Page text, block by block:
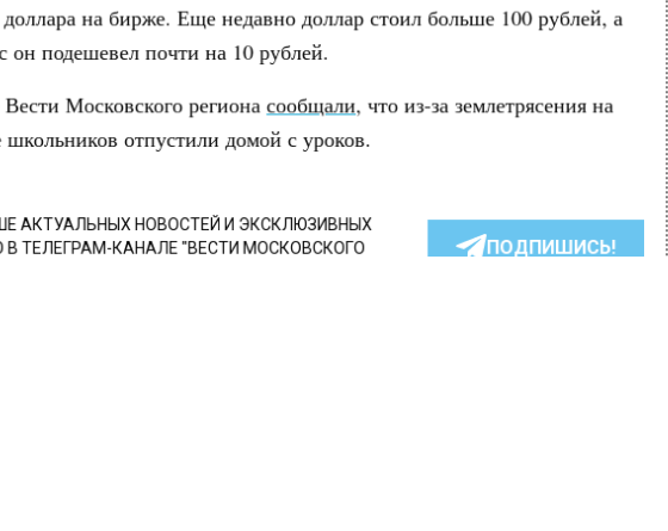
доллара на бирже. Еще недавно доллар стоил больше 100 рублей, а
он подешевел почти на 10 рублей.
Московского региона сообщали, что из-за землетрясения на
школьников отпустили домой с уроков.
АКТУАЛЬНЫХ НОВОСТЕЙ И ЭКСКЛЮЗИВНЫХ
В ТЕЛЕГРАМ-КАНАЛЕ "ВЕСТИ МОСКОВСКОГО
ПОДПИШИСЬ!